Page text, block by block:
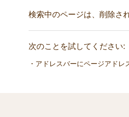
検索中のページは、削除さ
次のことを試してください:
・アドレスバーにページアド